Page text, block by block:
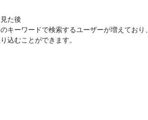
た後
キーワードで検索するユーザーが増えており、
込むことができます。